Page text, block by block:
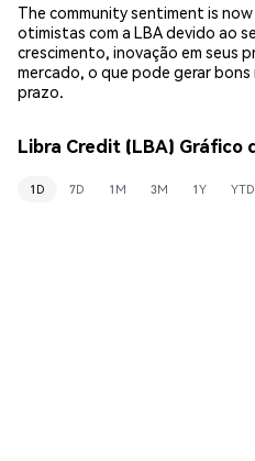
The community sentiment is
otimistas com a LBA devido ao
crescimento, inovação em seus
mercado, o que pode gerar
prazo.
Libra Credit (LBA) Gráfico
1D 7D 1M 3M 1Y YTD